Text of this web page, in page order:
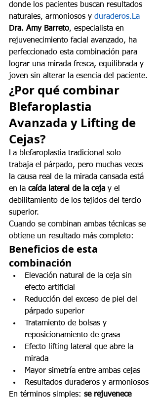
donde los pacientes buscan resultados
naturales, armoniosos y duraderos.La
Dra. Amy Barreto, especialista en
rejuvenecimiento facial avanzado, ha
perfeccionado esta combinación para
lograr una mirada fresca, equilibrada y
joven sin alterar la esencia del paciente.
¿Por qué combinar
Blefaroplastia
Avanzada y Lifting de
Cejas?
La blefaroplastia tradicional solo
trabaja el párpado, pero muchas veces
la causa real de la mirada cansada está
en la caída lateral de la ceja y el
debilitamiento de los tejidos del tercio
superior.
Cuando se combinan ambas técnicas se
obtiene un resultado más completo:
Beneficios de esta
combinación
Elevación natural de la ceja sin
efecto artificial
Reducción del exceso de piel del
párpado superior
Tratamiento de bolsas y
reposicionamiento de grasa
Efecto lifting lateral que abre la
mirada
Mayor simetría entre ambas cejas
Resultados duraderos y armoniosos
En términos simples: se rejuvenece